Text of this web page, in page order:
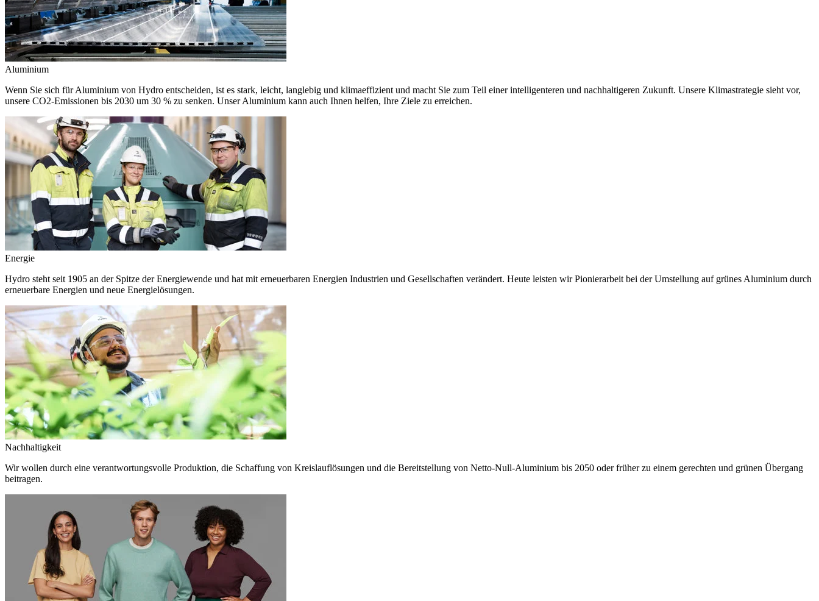
Aluminium
Wenn Sie sich für Aluminium von Hydro entscheiden, ist es stark, leicht, langlebig und klimaeffizient und macht Sie zum Teil einer intelligenteren und nachhaltigeren Zukunft. Unsere Klimastrategie sieht vor,
unsere CO2-Emissionen bis 2030 um 30 % zu senken. Unser Aluminium kann auch Ihnen helfen, Ihre Ziele zu erreichen.
Energie
Hydro steht seit 1905 an der Spitze der Energiewende und hat mit erneuerbaren Energien Industrien und Gesellschaften verändert. Heute leisten wir Pionierarbeit bei der Umstellung auf grünes Aluminium durch
erneuerbare Energien und neue Energielösungen.
Nachhaltigkeit
Wir wollen durch eine verantwortungsvolle Produktion, die Schaffung von Kreislauflösungen und die Bereitstellung von Netto-Null-Aluminium bis 2050 oder früher zu einem gerechten und grünen Übergang
beitragen.